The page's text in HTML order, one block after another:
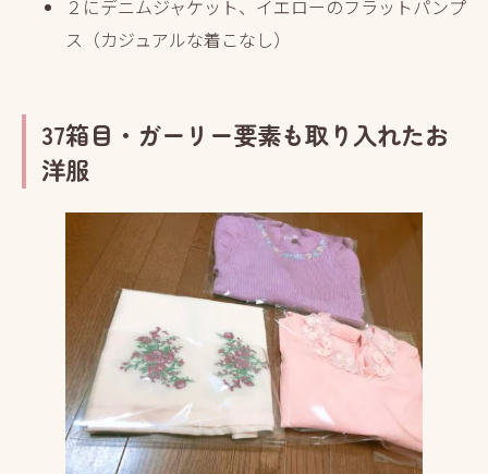
２にデニムジャケット、イエローのフラットパンプ
ス（カジュアルな着こなし）
37箱目・ガーリー要素も取り入れたお
洋服